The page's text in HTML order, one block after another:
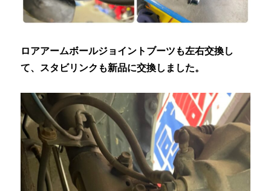
ロアアームボールジョイントブーツも左右交換し
て、スタビリンクも新品に交換しました。